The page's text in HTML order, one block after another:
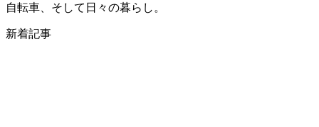
自転車、そして日々の暮らし。
新着記事